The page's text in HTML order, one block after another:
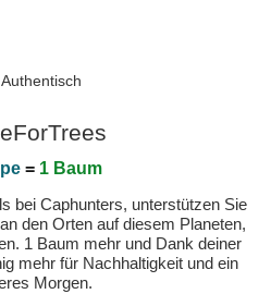
= 1 Baum
bei Caphunters, unterstützen Sie
den Orten auf diesem Planeten,
1 Baum mehr und Dank deiner
mehr für Nachhaltigkeit und ein
Morgen.